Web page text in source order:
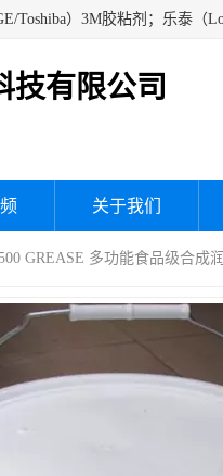
技有限公司
关于我们
GREASE 多功能食品级合成